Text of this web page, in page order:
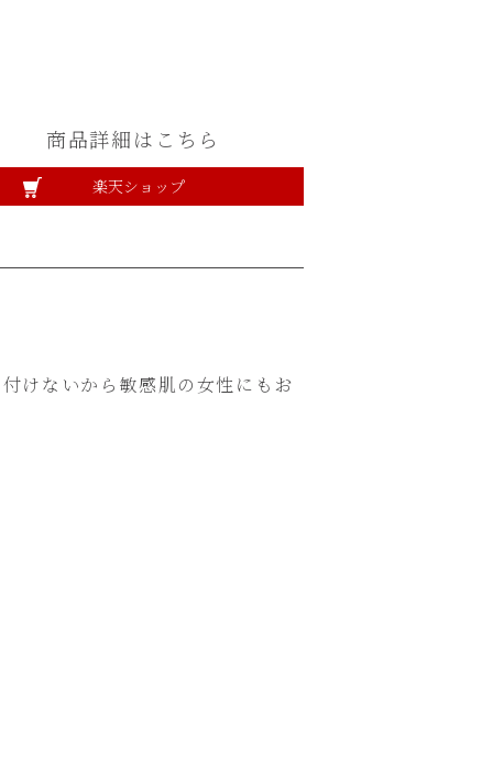
商品詳細はこちら
楽天ショップ
けないから敏感肌の女性にもお